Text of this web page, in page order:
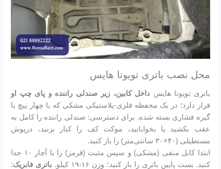
محل نصب باتری تویوتا هایس
باتری تویوتا هایس داخل کابین، زیر صندلی راننده و پای چپ او
قرار دارد؛ در یک محفظه فلزی-پلاستیکی مشکی که با چهار پیچ یا
گیره فشاری بسته شده. برای دسترسی: صندلی راننده را کامل به
عقب بکشید یا بخوابانید، موکت کف را کنار بزنید، درپوش
مستطیلی (۴۰×۳۰ سانتی‌متر) را باز کنید.
ابتدا کابل منفی (مشکی) و سپس مثبت (قرمز) را با آچار ۱۰ جدا
کنید. بست پایین باتری را باز کنید؛ وزن ۱۶-۱۹ کیلو.
باتری فابریک: